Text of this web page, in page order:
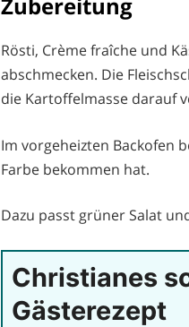
Rösti, Crème fraîche und
abschmecken. Die
die Kartoffelmasse darauf
Im vorgeheizten Backofen
Farbe bekommen hat.
Dazu passt grüner Salat
Christianes
Gästerezept